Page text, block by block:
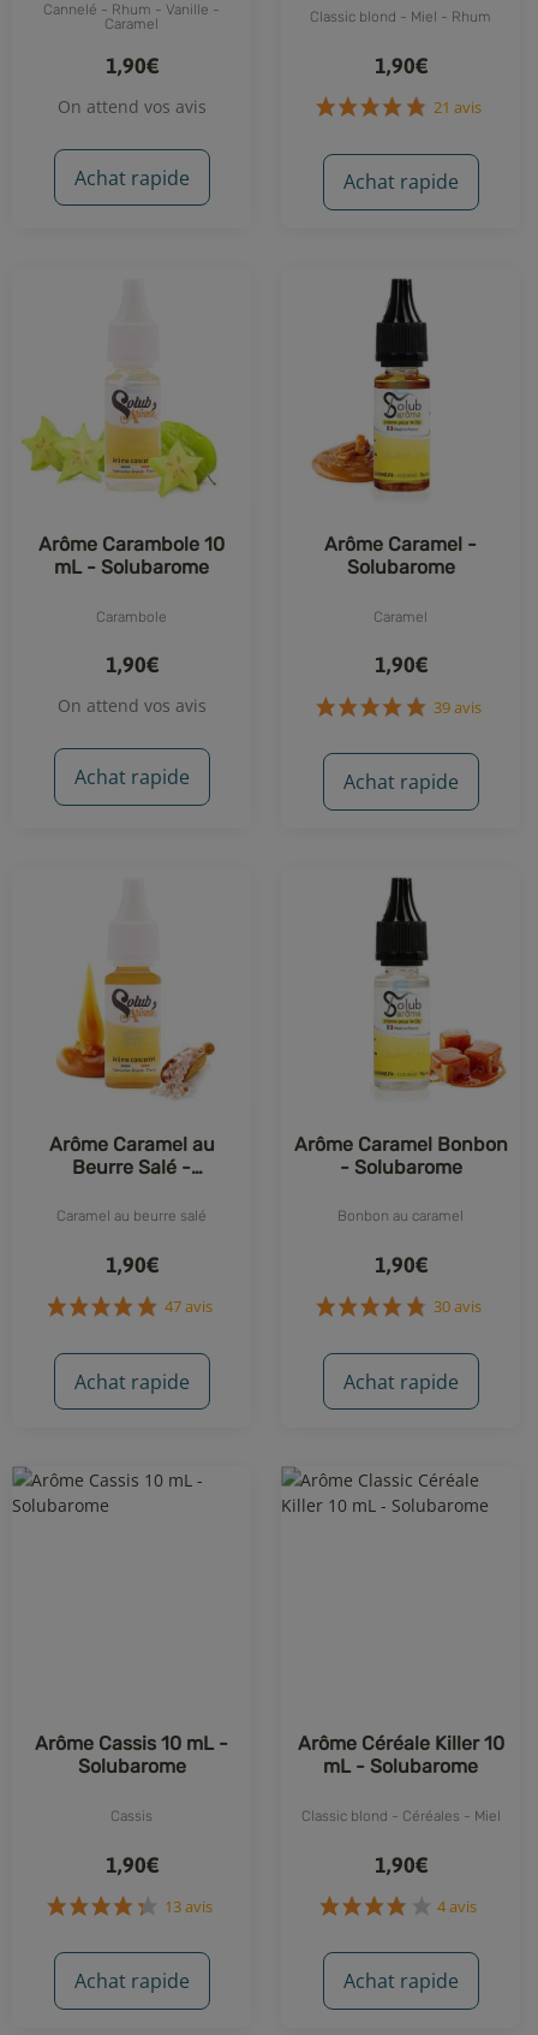
Cannelé - Rhum - Vanille -
Caramel
1,90€
On attend vos avis
Achat rapide
Classic blond - Miel - Rhum
1,90€
Achat rapide
Arôme Carambole 10
mL - Solubarome
Carambole
1,90€
On attend vos avis
Achat rapide
Arôme Caramel -
Solubarome
Caramel
1,90€
Achat rapide
Arôme Caramel au
Beurre Salé -
Caramel au beurre salé
1,90€
47 avis
Achat rapide
Arôme Caramel Bonbon
- Solubarome
Bonbon au caramel
1,90€
30 avis
Achat rapide
Arôme Cassis 10 mL -
Solubarome
Cassis
1,90€
Achat rapide
Arôme Céréale Killer 10
mL - Solubarome
Classic blond - Céréales - Miel
1,90€
Achat rapide